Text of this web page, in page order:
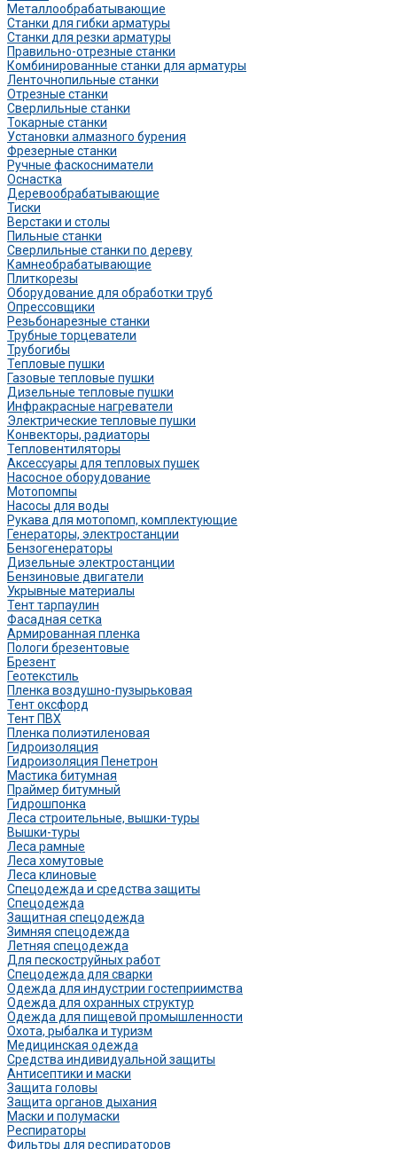
Металлообрабатывающие
Станки для гибки арматуры
Станки для резки арматуры
Правильно-отрезные станки
Комбинированные станки для арматуры
Ленточнопильные станки
Отрезные станки
Сверлильные станки
Токарные станки
Установки алмазного бурения
Фрезерные станки
Ручные фаскосниматели
Оснастка
Деревообрабатывающие
Тиски
Верстаки и столы
Пильные станки
Сверлильные станки по дереву
Камнеобрабатывающие
Плиткорезы
Оборудование для обработки труб
Опрессовщики
Резьбонарезные станки
Трубные торцеватели
Трубогибы
Тепловые пушки
Газовые тепловые пушки
Дизельные тепловые пушки
Инфракрасные нагреватели
Электрические тепловые пушки
Конвекторы, радиаторы
Тепловентиляторы
Аксессуары для тепловых пушек
Насосное оборудование
Мотопомпы
Насосы для воды
Рукава для мотопомп, комплектующие
Генераторы, электростанции
Бензогенераторы
Дизельные электростанции
Бензиновые двигатели
Укрывные материалы
Тент тарпаулин
Фасадная сетка
Армированная пленка
Пологи брезентовые
Брезент
Геотекстиль
Пленка воздушно-пузырьковая
Тент оксфорд
Тент ПВХ
Пленка полиэтиленовая
Гидроизоляция
Гидроизоляция Пенетрон
Мастика битумная
Праймер битумный
Гидрошпонка
Леса строительные, вышки-туры
Вышки-туры
Леса рамные
Леса хомутовые
Леса клиновые
Спецодежда и средства защиты
Спецодежда
Защитная спецодежда
Зимняя спецодежда
Летняя спецодежда
Для пескоструйных работ
Спецодежда для сварки
Одежда для индустрии гостеприимства
Одежда для охранных структур
Одежда для пищевой промышленности
Охота, рыбалка и туризм
Медицинская одежда
Средства индивидуальной защиты
Антисептики и маски
Защита головы
Защита органов дыхания
Маски и полумаски
Респираторы
Фильтры для респираторов